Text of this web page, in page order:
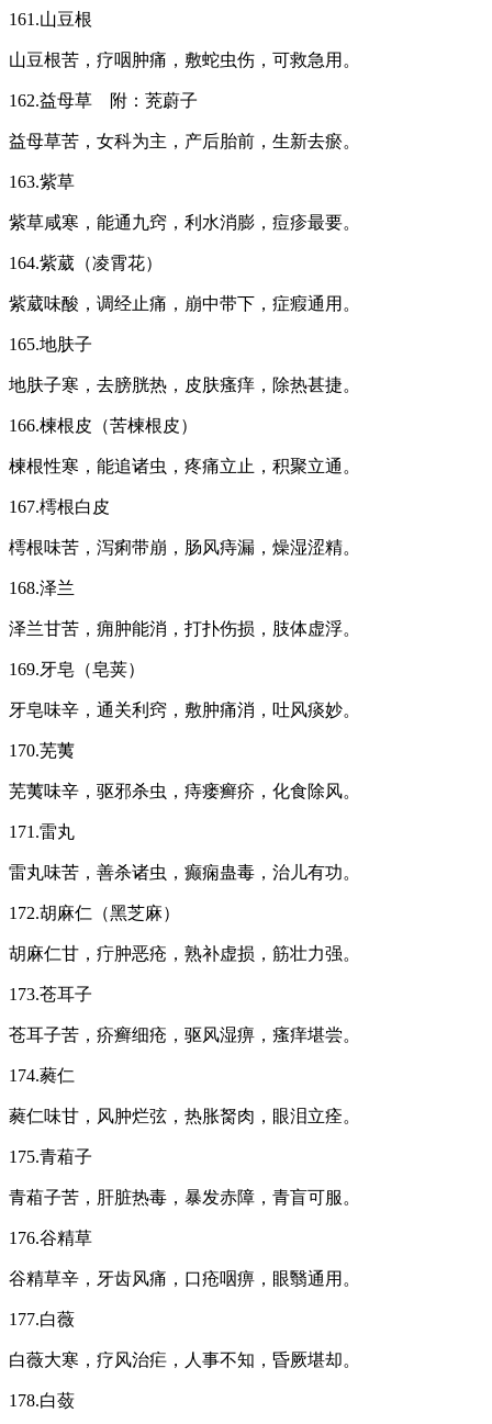
161.山豆根
山豆根苦，疗咽肿痛，敷蛇虫伤，可救急用。
162.益母草 附：茺蔚子
益母草苦，女科为主，产后胎前，生新去瘀。
163.紫草
紫草咸寒，能通九窍，利水消膨，痘疹最要。
164.紫葳（凌霄花）
紫葳味酸，调经止痛，崩中带下，症瘕通用。
165.地肤子
地肤子寒，去膀胱热，皮肤瘙痒，除热甚捷。
166.楝根皮（苦楝根皮）
楝根性寒，能追诸虫，疼痛立止，积聚立通。
167.樗根白皮
樗根味苦，泻痢带崩，肠风痔漏，燥湿涩精。
168.泽兰
泽兰甘苦，痈肿能消，打扑伤损，肢体虚浮。
169.牙皂（皂荚）
牙皂味辛，通关利窍，敷肿痛消，吐风痰妙。
170.芜荑
芜荑味辛，驱邪杀虫，痔瘘癣疥，化食除风。
171.雷丸
雷丸味苦，善杀诸虫，癫痫蛊毒，治儿有功。
172.胡麻仁（黑芝麻）
胡麻仁甘，疔肿恶疮，熟补虚损，筋壮力强。
173.苍耳子
苍耳子苦，疥癣细疮，驱风湿痹，瘙痒堪尝。
174.蕤仁
蕤仁味甘，风肿烂弦，热胀胬肉，眼泪立痊。
175.青葙子
青葙子苦，肝脏热毒，暴发赤障，青盲可服。
176.谷精草
谷精草辛，牙齿风痛，口疮咽痹，眼翳通用。
177.白薇
白薇大寒，疗风治疟，人事不知，昏厥堪却。
178.白蔹